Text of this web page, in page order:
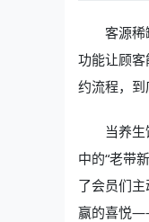
客源
功能让顾
约流程，到
当养
中的“老带
了会员们
赢的喜悦